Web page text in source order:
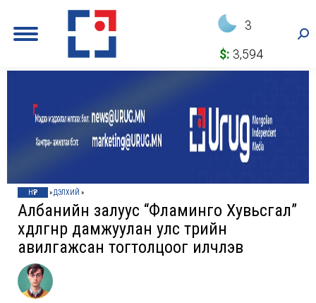
3
$: 3,594
НҮҮР »ДЭЛХИЙ »
Албанийн залуус “Фламинго Хувьсгал”
хөдөлгөөнөөрөө дамжуулан улс төрийн
авилгажсан тогтолцоог илчлэв